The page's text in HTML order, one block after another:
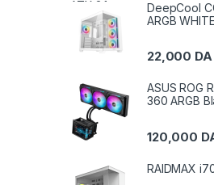
DeepCool
ARGB
22,000 DA
ASUS ROG
360 ARGB
120,000
RAIDMAX